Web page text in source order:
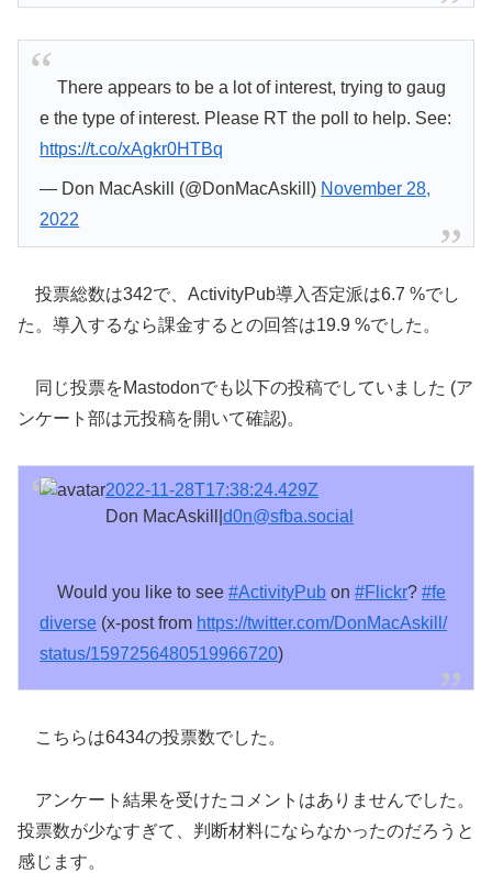
There appears to be a lot of interest, trying to gaug
e the type of interest. Please RT the poll to help. See:
https://t.co/xAgkr0HTBq
— Don MacAskill (@DonMacAskill) November 28,
2022
投票総数は342で、ActivityPub導入否定派は6.7 %でし
た。導入するなら課金するとの回答は19.9 %でした。
同じ投票をMastodonでも以下の投稿でしていました (ア
ンケート部は元投稿を開いて確認)。
2022-11-28T17:38:24.429Z
Don MacAskill|d0n@sfba.social
Would you like to see#ActivityPub on#Flickr?#fe
diverse (x-post from https://twitter.com/DonMacAskill/
status/1597256480519966720)
こちらは6434の投票数でした。
アンケート結果を受けたコメントはありませんでした。
投票数が少なすぎて、判断材料にならなかったのだろうと
感じます。